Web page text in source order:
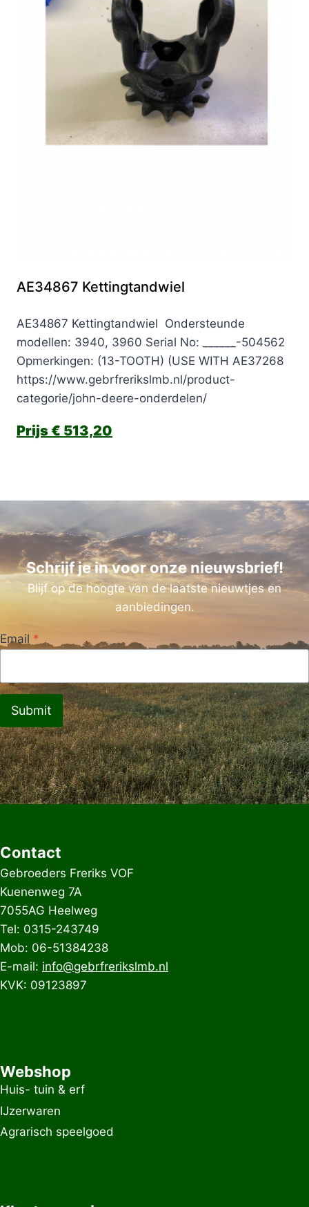
AE34867 Kettingtandwiel
AE34867 Kettingtandwiel Ondersteunde
modellen: 3940, 3960 Serial No: ______-504562
Opmerkingen: (13-TOOTH) (USE WITH AE37268
https://www.gebrfrerikslmb.nl/product-
categorie/john-deere-onderdelen/
€ 513,20
Schrijf je in voor onze nieuwsbrief!
Blijf op de hoogte van de laatste nieuwtjes en
aanbiedingen.
Email *
Submit
Contact
Gebroeders Freriks VOF
Kuenenweg 7A
7055AG Heelweg
Tel: 0315-243749
Mob: 06-51384238
E-mail: info@gebrfrerikslmb.nl
KVK: 09123897
Webshop
Huis- tuin & erf
IJzerwaren
Agrarisch speelgoed